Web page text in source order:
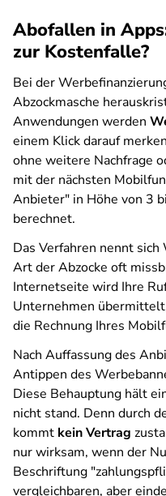
Abofallen in
zur Kostenfalle?
Bei der
Abzockmasche
Anwendungen werden
einem Klick darauf
ohne weitere Nachfrage
mit der nächsten
Anbieter" in Höhe von 3
berechnet.
Das Verfahren nennt
Art der Abzocke oft
Internetseite wird Ihre
Unternehmen
die Rechnung Ihres
Nach Auffassung des
Antippen des
Diese Behauptung hält
nicht stand. Denn durch
kommt kein Vertrag
nur wirksam, wenn der
Beschriftung
vergleichbaren, aber